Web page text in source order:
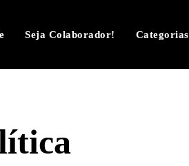
Seja Colaborador! Categorias